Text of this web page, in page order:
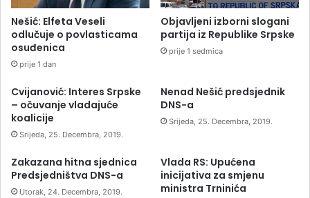
Nešić: Elfeta Veseli
odlučuje o povlasticama
osuđenica
prije 1 dan
Objavljeni izborni slogani
partija iz Republike Srpske
prije 1 sedmica
Cvijanović: Interes Srpske
– očuvanje vladajuće
koalicije
Srijeda, 25. Decembra, 2019.
Nenad Nešić predsjednik
DNS-a
Srijeda, 25. Decembra, 2019.
Zakazana hitna sjednica
Predsjedništva DNS-a
Utorak, 24. Decembra, 2019.
Vlada RS: Upućena
inicijativa za smjenu
ministra Trninića